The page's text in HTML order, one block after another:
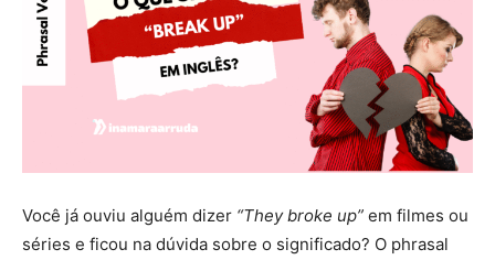
Você já ouviu alguém dizer “They broke up” em filmes ou
séries e ficou na dúvida sobre o significado? O phrasal